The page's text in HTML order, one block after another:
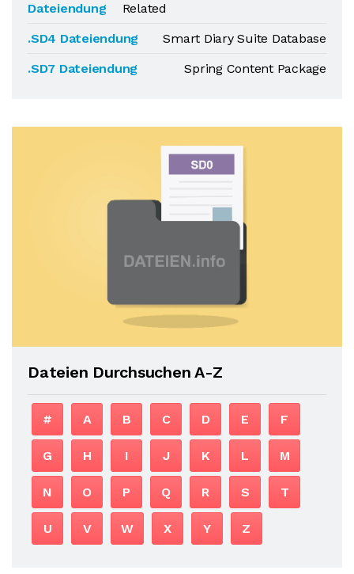
Dateiendung
Related
.SD4 Dateiendung
Smart Diary Suite Database
.SD7 Dateiendung
Spring Content Package
Dateien Durchsuchen A-Z
# A B C D E F
G H I J K L M
N O P Q R S T
U V W X Y Z